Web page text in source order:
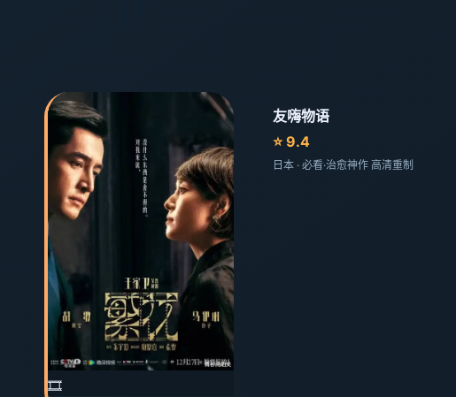
🎞️
友嗨物语
⭐ 9.4
日本 · 必看·治愈神作 高清重制